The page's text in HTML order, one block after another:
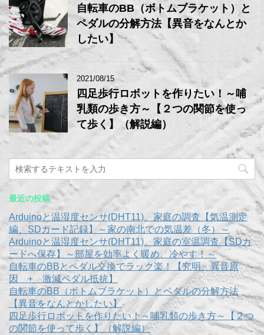
自転車のBB（ボトムブラケット）と
ペダルの分解方法【異音をなんとか
したい】
2021/08/15
四足歩行ロボットを作りたい！～哺
乳類の歩き方～【２つの関節を使っ
て歩く】（解説編）
最近の投稿
Arduinoと温湿度センサ(DHT11)。家庭の調査【気温測定
編、SDカード記録】～家の南北での気温差（冬）～
Arduinoと温湿度センサ(DHT11)。家庭の室温調査【SDカ
ードへ保存】～部屋を効率よく暖め、冷やす！～
自転車のBBとペダル交換でラック楽！【究明、異音原
因 + 激減ペダル抵抗】
自転車のBB（ボトムブラケット）とペダルの分解方法
【異音をなんとかしたい】
四足歩行ロボットを作りたい！～哺乳類の歩き方～【２つ
の関節を使って歩く】（解説編）